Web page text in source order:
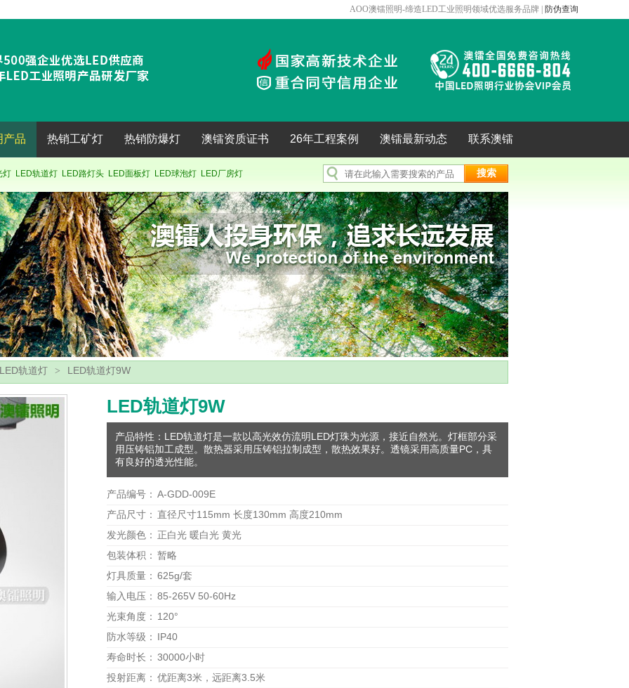
AOO澳镭照明-缔造LED工业照明领域优选服务品牌 | 防伪查询
产品 热销工矿灯 热销防爆灯 澳镭资质证书 26年工程案例 澳镭最新动态 联系澳镭
灯 LED轨道灯 LED路灯头 LED面板灯 LED球泡灯 LED厂房灯
LED轨道灯 > LED轨道灯9W
LED轨道灯9W
产品特性：LED轨道灯是一款以高光效仿流明LED灯珠为光源，接近自然光。灯框部分采
用压铸铝加工成型。散热器采用压铸铝拉制成型，散热效果好。透镜采用高质量PC，具
有良好的透光性能。
产品编号： A-GDD-009E
产品尺寸： 直径尺寸115mm 长度130mm 高度210mm
发光颜色： 正白光 暖白光 黄光
包装体积： 暂略
灯具质量： 625g/套
输入电压： 85-265V 50-60Hz
光束角度： 120°
防水等级： IP40
寿命时长： 30000小时
投射距离： 优距离3米，远距离3.5米